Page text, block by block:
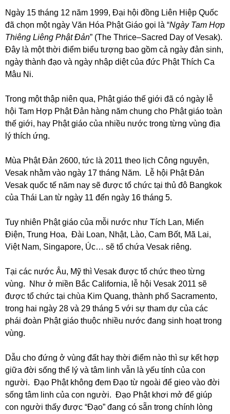
Ngày 15 tháng 12 năm 1999, Đại hội đồng Liên Hiệp Quốc
đã chọn một ngày Văn Hóa Phật Giáo gọi là “Ngày Tam Hợp
Thiêng Liêng Phật Đản” (The Thrice–Sacred Day of Vesak).
Đây là một thời điểm biểu tượng bao gồm cả ngày đản sinh,
ngày thành đạo và ngày nhập diệt của đức Phật Thích Ca
Mâu Ni.
Trong một thập niên qua, Phật giáo thế giới đã có ngày lễ
hội Tam Hợp Phật Đản hàng năm chung cho Phật giáo toàn
thế giới, hay Phật giáo của nhiều nước trong từng vùng địa
lý thích ứng.
Mùa Phật Đản 2600, tức là 2011 theo lịch Công nguyên,
Vesak nhằm vào ngày 17 tháng Năm. Lễ hội Phật Đản
Vesak quốc tế năm nay sẽ được tổ chức tại thủ đô Bangkok
của Thái Lan từ ngày 11 đến ngày 16 tháng 5.
Tuy nhiên Phật giáo của mỗi nước như Tích Lan, Miến
Điện, Trung Hoa, Đài Loan, Nhật, Lào, Cam Bốt, Mã Lai,
Việt Nam, Singapore, Úc… sẽ tổ chứa Vesak riêng.
Tại các nước Âu, Mỹ thì Vesak được tổ chức theo từng
vùng. Như ở miền Bắc California, lễ hội Vesak 2011 sẽ
được tổ chức tại chùa Kim Quang, thành phố Sacramento,
trong hai ngày 28 và 29 tháng 5 với sự tham dự của các
phái đoàn Phật giáo thuộc nhiều nước đang sinh hoạt trong
vùng.
Dẫu cho đứng ở vùng đất hay thời điểm nào thì sự kết hợp
giữa đời sống thể lý và tâm linh vẫn là yếu tính của con
người. Đạo Phật không đem Đạo từ ngoài để gieo vào đời
sống tâm linh của con người. Đạo Phật khơi mở để giúp
con người thấy được “Đạo” đang có sẵn trong chính lòng